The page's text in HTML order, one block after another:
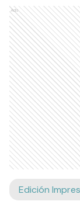
Ads
Edición